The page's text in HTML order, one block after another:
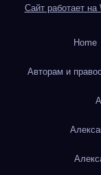
Сайт работает на
Home
Авторам и